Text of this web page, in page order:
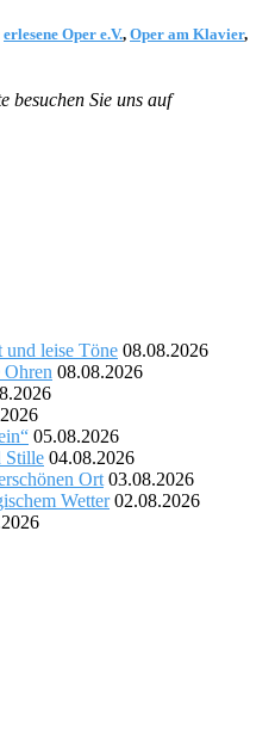
erlesene Oper e.V., Oper am Klavier,
besuchen Sie uns auf
leise Töne 08.08.2026
Ohren 08.08.2026
05.08.2026
Stille 04.08.2026
Ort 03.08.2026
Wetter 02.08.2026